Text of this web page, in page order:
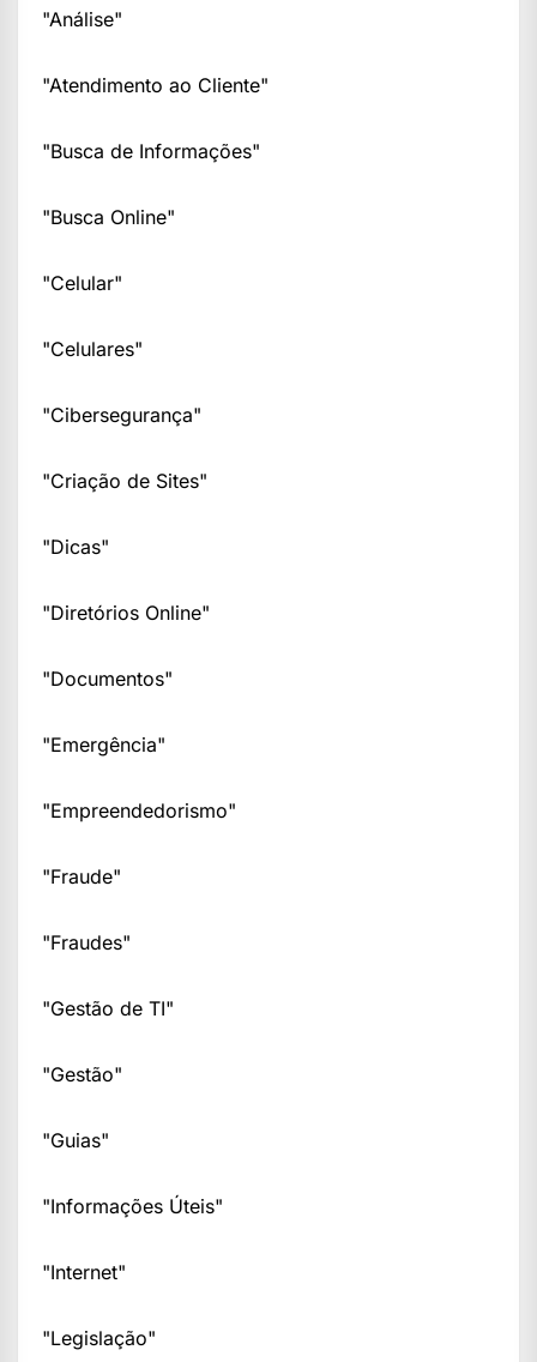
"Análise"
"Atendimento ao Cliente"
"Busca de Informações"
"Busca Online"
"Celular"
"Celulares"
"Cibersegurança"
"Criação de Sites"
"Dicas"
"Diretórios Online"
"Documentos"
"Emergência"
"Empreendedorismo"
"Fraude"
"Fraudes"
"Gestão de TI"
"Gestão"
"Guias"
"Informações Úteis"
"Internet"
"Legislação"